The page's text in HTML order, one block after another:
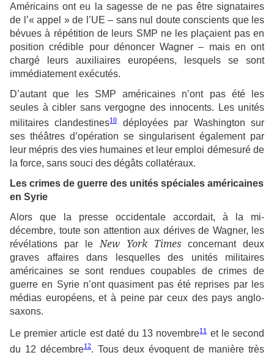
Américains ont eu la sagesse de ne pas être signataires
de l’« appel » de l’UE – sans nul doute conscients que les
bévues à répétition de leurs SMP ne les plaçaient pas en
position crédible pour dénoncer Wagner – mais en ont
chargé leurs auxiliaires européens, lesquels se sont
immédiatement exécutés.
D’autant que les SMP américaines n’ont pas été les
seules à cibler sans vergogne des innocents. Les unités
militaires clandestines10déployées par Washington sur
ses théâtres d’opération se singularisent également par
leur mépris des vies humaines et leur emploi démesuré de
la force, sans souci des dégâts collatéraux.
Les crimes de guerre des unités spéciales américaines
en Syrie
Alors que la presse occidentale accordait, à la mi-
décembre, toute son attention aux dérives de Wagner, les
révélations par le New York Times concernant deux
graves affaires dans lesquelles des unités militaires
américaines se sont rendues coupables de crimes de
guerre en Syrie n’ont quasiment pas été reprises par les
médias européens, et à peine par ceux des pays anglo-
saxons.
Le premier article est daté du 13 novembre11et le second
du 12 décembre12. Tous deux évoquent de manière très